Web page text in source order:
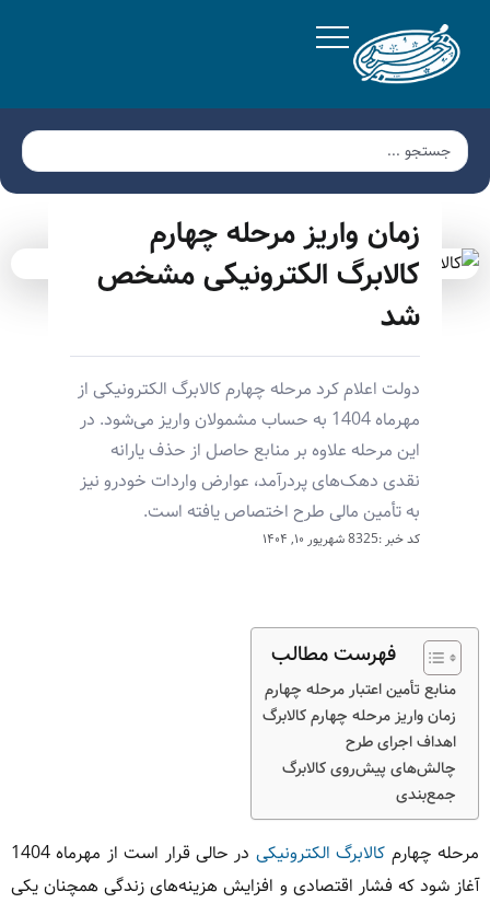
زمان واریز مرحله چهارم
کالابرگ الکترونیکی مشخص
شد
دولت اعلام کرد مرحله چهارم کالابرگ الکترونیکی از
مهرماه 1404 به حساب مشمولان واریز می‌شود. در
این مرحله علاوه بر منابع حاصل از حذف یارانه
نقدی دهک‌های پردرآمد، عوارض واردات خودرو نیز
به تأمین مالی طرح اختصاص یافته است.
کد خبر :8325 شهریور ۱۰, ۱۴۰۴
فهرست مطالب
منابع تأمین اعتبار مرحله چهارم
زمان واریز مرحله چهارم کالابرگ
اهداف اجرای طرح
چالش‌های پیش‌روی کالابرگ
جمع‌بندی
مرحله چهارم کالابرگ الکترونیکی
در حالی قرار است از مهرماه 1404
آغاز شود که فشار اقتصادی و افزایش هزینه‌های زندگی همچنان یکی